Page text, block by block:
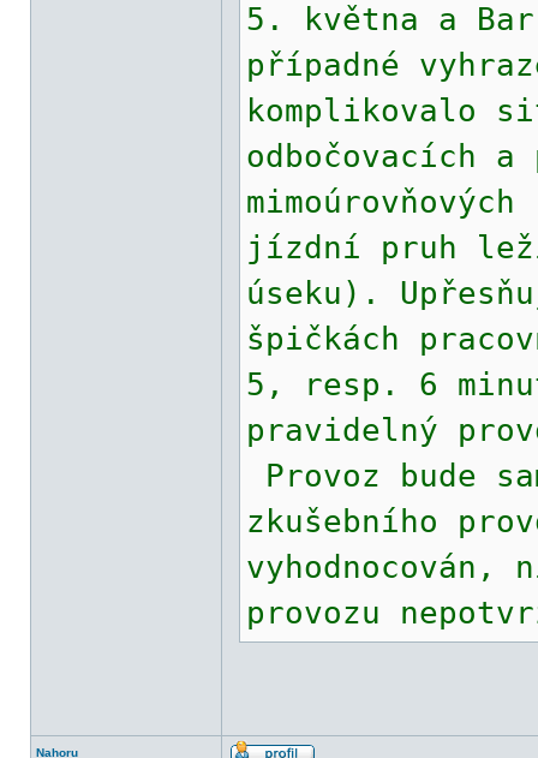
5. května a
případné
komplikovalo
odbočovacích
jízdní pruh leží
úseku).
špičkách
5, resp. 6
pravidelný
Provoz bude
zkušebního
vyhodnocován,
provozu
Nahoru